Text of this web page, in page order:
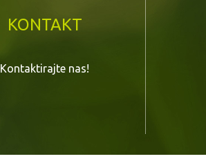
KONTAKT
Kontaktirajte nas!